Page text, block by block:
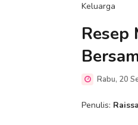
Keluarga
Resep
Rabu, 20
Penulis: